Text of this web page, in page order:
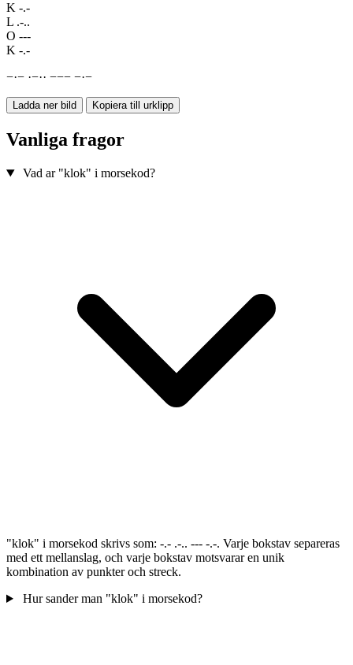
K -.-
L .-..
O ---
K -.-
−·− ·−·· −−− −·−
Ladda ner bild Kopiera till urklipp
Vanliga fragor
Vad ar "klok" i morsekod?
"klok" i morsekod skrivs som: -.- .-.. --- -.-. Varje bokstav separeras
med ett mellanslag, och varje bokstav motsvarar en unik
kombination av punkter och streck.
Hur sander man "klok" i morsekod?